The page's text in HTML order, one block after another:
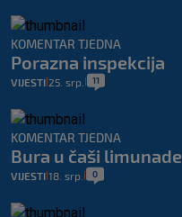
KOMENTAR TJEDNA
Porazna inspekcija
VIJESTI 25. srp. 11
KOMENTAR TJEDNA
Bura u čaši limunade
VIJESTI 18. srp. 0